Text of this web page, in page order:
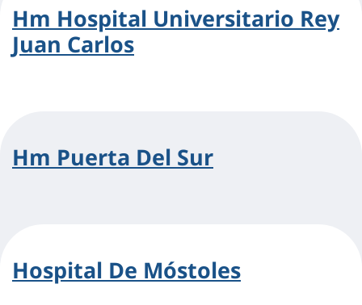
Hm Hospital Universitario Rey
Juan Carlos
Hm Puerta Del Sur
Hospital De Móstoles